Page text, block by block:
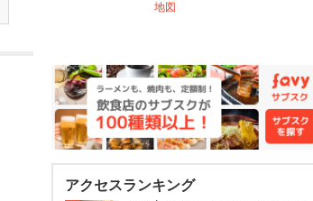
地図
アクセスランキング